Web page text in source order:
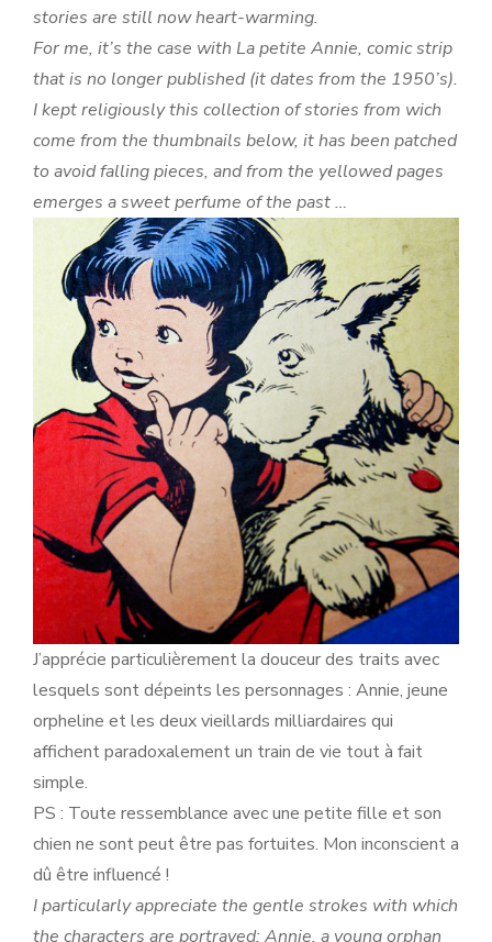
stories are still now heart-warming.
For me, it’s the case with La petite Annie, comic strip
that is no longer published (it dates from the 1950’s).
I kept religiously this collection of stories from wich
come from the thumbnails below, it has been patched
to avoid falling pieces, and from the yellowed pages
emerges a sweet perfume of the past …
J’apprécie particulièrement la douceur des traits avec
lesquels sont dépeints les personnages : Annie, jeune
orpheline et les deux vieillards milliardaires qui
affichent paradoxalement un train de vie tout à fait
simple.
PS : Toute ressemblance avec une petite fille et son
chien ne sont peut être pas fortuites. Mon inconscient a
dû être influencé !
I particularly appreciate the gentle strokes with which
the characters are portrayed: Annie, a young orphan